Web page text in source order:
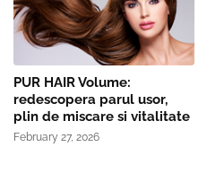
PUR HAIR Volume:
redescopera parul usor,
plin de miscare si vitalitate
February 27, 2026